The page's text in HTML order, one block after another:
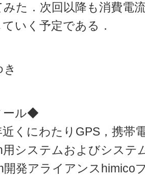
た．次回以降も消費電
いく予定である．
ール◆
くにわたりGPS，携帯
用システムおよびシステ
開発アライアンスhimico